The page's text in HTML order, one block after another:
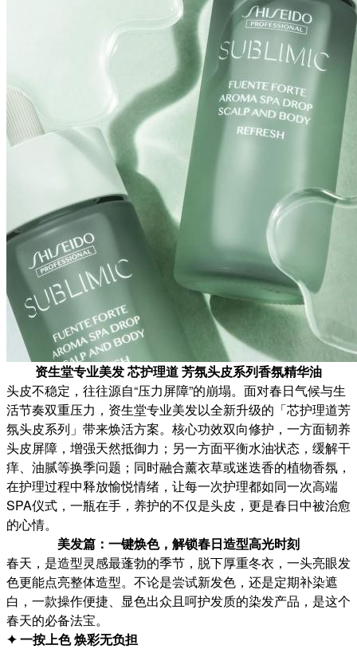
资生堂专业美发 芯护理道 芳氛头皮系列香氛精华油
头皮不稳定，往往源自“压力屏障”的崩塌。面对春日气候与生
活节奏双重压力，资生堂专业美发以全新升级的「芯护理道芳
氛头皮系列」带来焕活方案。核心功效双向修护，一方面韧养
头皮屏障，增强天然抵御力；另一方面平衡水油状态，缓解干
痒、油腻等换季问题；同时融合薰衣草或迷迭香的植物香氛，
在护理过程中释放愉悦情绪，让每一次护理都如同一次高端
SPA仪式，一瓶在手，养护的不仅是头皮，更是春日中被治愈
的心情。
美发篇：一键焕色，解锁春日造型高光时刻
春天，是造型灵感最蓬勃的季节，脱下厚重冬衣，一头亮眼发
色更能点亮整体造型。不论是尝试新发色，还是定期补染遮
白，一款操作便捷、显色出众且呵护发质的染发产品，是这个
春天的必备法宝。
✦ 一按上色 焕彩无负担